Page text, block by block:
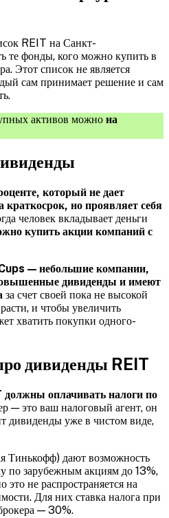
REIT на Санкт-
те фонды, кого можно купить в
Этот список не является
сам принимает решение и сам
активов можно на
который не дает
но проявляет себя
человек вкладывает деньги
купить акции компаний с
— небольшие компании,
дивиденды и имеют
за счет своей пока не высокой
и чтобы увеличить
хватить покупки одного-
дивиденды REIT
оплачивать налоги по
— это ваш налоговый агент, он
дивиденды уже в чистом виде,
Тинькофф) дают возможность
по зарубежным акциям до 13%,
не распространяется на
Для них ставка налога при
— 30%.